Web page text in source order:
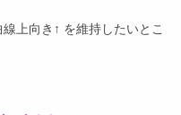
上向き↑ を維持したいとこ